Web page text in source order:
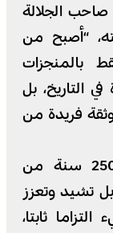
الجلالة
“أصبح من
بالمنجزات
التاريخ، بل
فريدة من
وأضاف السيد العمراني أن “نحو 250 سنة من
بل تشيد وتعزز
ثابتا،